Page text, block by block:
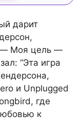
дарит
— Моя цель —
“Эта игра
и Unplugged
где
к